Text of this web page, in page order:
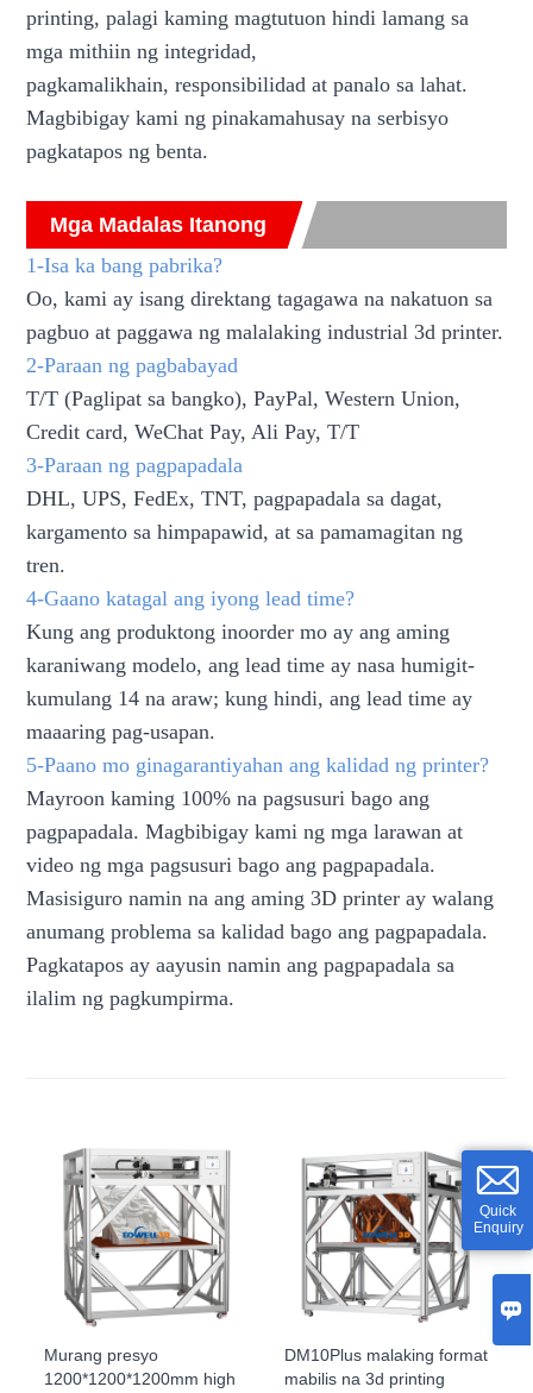

Quick
Enquiry
printing, palagi kaming magtutuon hindi lamang sa
mga mithiin ng integridad,
pagkamalikhain, responsibilidad at panalo sa lahat.
Magbibigay kami ng pinakamahusay na serbisyo
pagkatapos ng benta.
Mga Madalas Itanong
1-Isa ka bang pabrika?
Oo, kami ay isang direktang tagagawa na nakatuon sa
pagbuo at paggawa ng malalaking industrial 3d printer.
2-Paraan ng pagbabayad
T/T (Paglipat sa bangko), PayPal, Western Union,
Credit card, WeChat Pay, Ali Pay, T/T
3-Paraan ng pagpapadala
DHL, UPS, FedEx, TNT, pagpapadala sa dagat,
kargamento sa himpapawid, at sa pamamagitan ng
tren.
4-Gaano katagal ang iyong lead time?
Kung ang produktong inoorder mo ay ang aming
karaniwang modelo, ang lead time ay nasa humigit-
kumulang 14 na araw; kung hindi, ang lead time ay
maaaring pag-usapan.
5-Paano mo ginagarantiyahan ang kalidad ng printer?
Mayroon kaming 100% na pagsusuri bago ang
pagpapadala. Magbibigay kami ng mga larawan at
video ng mga pagsusuri bago ang pagpapadala.
Masisiguro namin na ang aming 3D printer ay walang
anumang problema sa kalidad bago ang pagpapadala.
Pagkatapos ay aayusin namin ang pagpapadala sa
ilalim ng pagkumpirma.
Murang presyo
1200*1200*1200mm high
DM10Plus malaking format
mabilis na 3d printing